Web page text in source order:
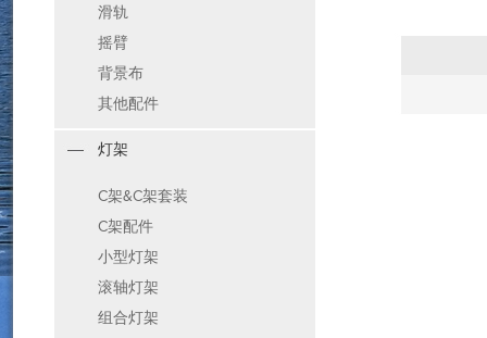
滑轨
摇臂
背景布
其他配件
灯架
C架&C架套装
C架配件
小型灯架
滚轴灯架
组合灯架